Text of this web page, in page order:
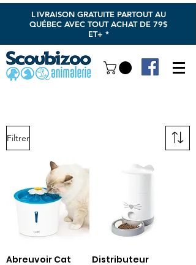
LIVRAISON GRATUITE PARTOUT AU
QUÉBEC AVEC TOUT ACHAT DE 79$
ET+ *
Filtrer
Abreuvoir Cat
Distributeur